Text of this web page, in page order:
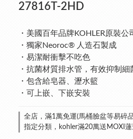
27816T-2HD
・美國百年品牌KOHLER原裝公
・獨家Neoroc® 人造石製成
・易潔耐衝擊不吃色
・抗菌材質排水管，有效抑制細
・包含給皂器、瀝水籃
・可上嵌、下嵌安裝
全店，滿1萬免運(馬桶臉盆等易碎
指定分類，kohler滿20萬送MOXI蓮